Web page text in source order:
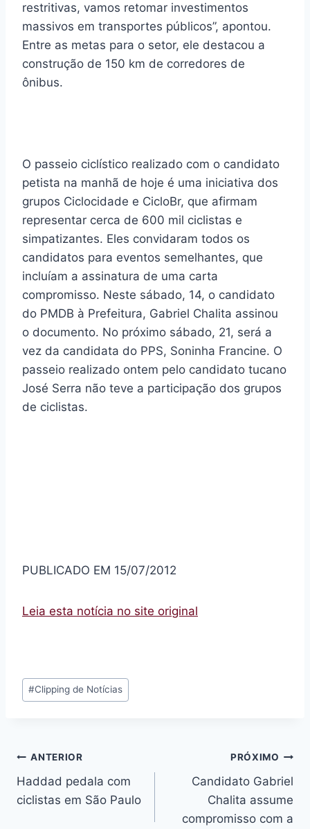
restritivas, vamos retomar investimentos
massivos em transportes públicos”, apontou.
Entre as metas para o setor, ele destacou a
construção de 150 km de corredores de
ônibus.
O passeio ciclístico realizado com o candidato
petista na manhã de hoje é uma iniciativa dos
grupos Ciclocidade e CicloBr, que afirmam
representar cerca de 600 mil ciclistas e
simpatizantes. Eles convidaram todos os
candidatos para eventos semelhantes, que
incluíam a assinatura de uma carta
compromisso. Neste sábado, 14, o candidato
do PMDB à Prefeitura, Gabriel Chalita assinou
o documento. No próximo sábado, 21, será a
vez da candidata do PPS, Soninha Francine. O
passeio realizado ontem pelo candidato tucano
José Serra não teve a participação dos grupos
de ciclistas.
PUBLICADO EM 15/07/2012
Leia esta notícia no site original
Tags
do
#Clipping de Notícias
Navegação
de
ANTERIOR
Haddad pedala com
ciclistas em São Paulo
PRÓXIMO
Candidato Gabriel
Chalita assume
compromisso com a